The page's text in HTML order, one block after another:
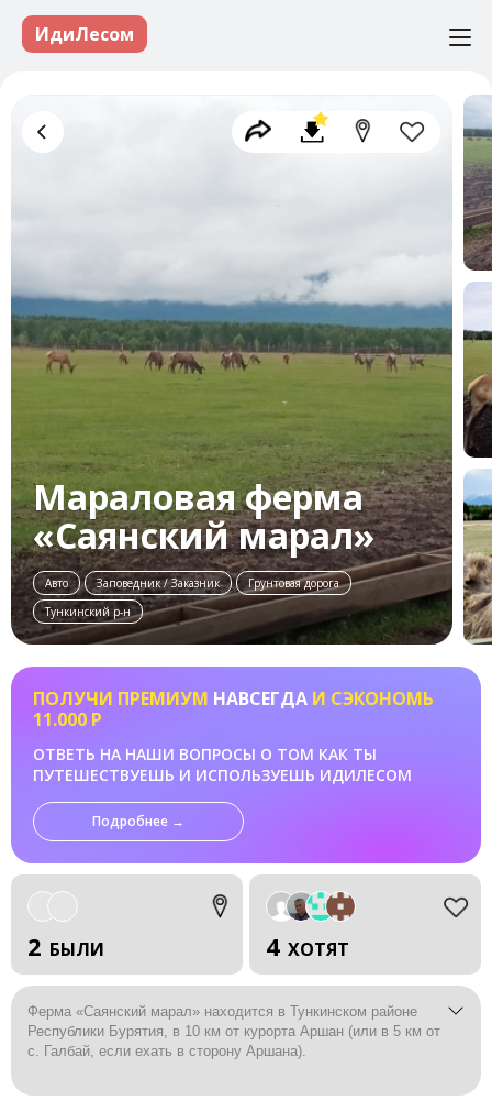
ИдиЛесом
Мараловая ферма
«Саянский марал»
Авто Заповедник / Заказник
Грунтовая дорога
Тункинский р-н
ПОЛУЧИ ПРЕМИУМ НАВСЕГДА И СЭКОНОМЬ
11.000 Р
ОТВЕТЬ НА НАШИ ВОПРОСЫ О ТОМ КАК ТЫ
ПУТЕШЕСТВУЕШЬ И ИСПОЛЬЗУЕШЬ ИДИЛЕСОМ
Подробнее →
2 БЫЛИ 4 ХОТЯТ
Ферма «Саянский марал» находится в Тункинском районе
Республики Бурятия, в 10 км от курорта Аршан (или в 5 км от
с. Галбай, если ехать в сторону Аршана).